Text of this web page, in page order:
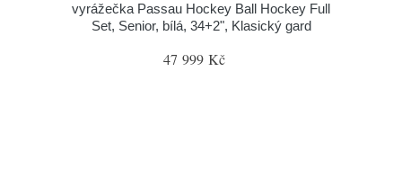
vyrážečka Passau Hockey Ball Hockey Full
Set, Senior, bílá, 34+2", Klasický gard
47 999 Kč